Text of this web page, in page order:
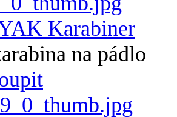
Karabiner
na pádlo